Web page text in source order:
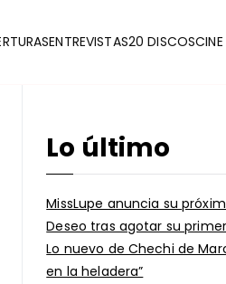
ENTREVISTAS20 DISCOSCINE
Lo último
MissLupe anuncia su
Deseo tras agotar su
Lo nuevo de Chechi de
en la heladera”